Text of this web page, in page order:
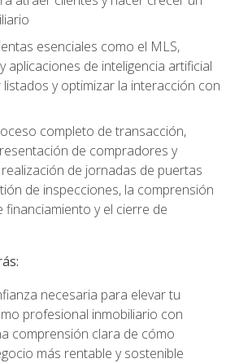
esenciales como el MLS,
aplicaciones de inteligencia artificial
y optimizar la interacción con
completo de transacción,
de compradores y
de jornadas de puertas
de inspecciones, la comprensión
financiamiento y el cierre de
necesaria para elevar tu
profesional inmobiliario con
comprensión clara de cómo
más rentable y sostenible